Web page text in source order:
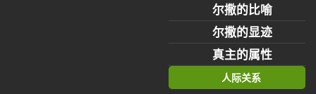
尔撒的比喻
尔撒的显迹
真主的属性
人际关系